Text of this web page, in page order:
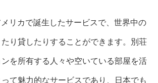
メリカで誕生したサービスで、世界中の
たり貸したりすることができます。別荘
を所有する人々や空いている部屋を活
て魅力的なサービスであり、日本でも